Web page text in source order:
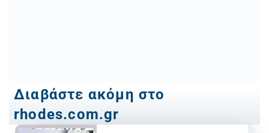
Διαβάστε ακόμη στο
rhodes.com.gr